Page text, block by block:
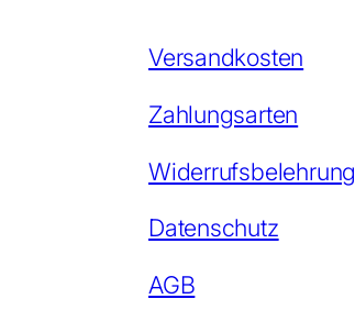
Versandkosten
Zahlungsarten
Widerrufsbelehrung
Datenschutz
AGB